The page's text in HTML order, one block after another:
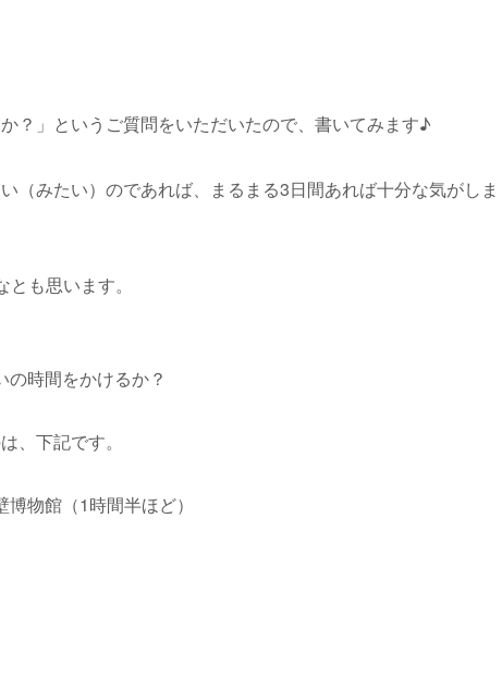
？」というご質問をいただいたので、書いてみます♪
（みたい）のであれば、 まるまる3日間あれば十分な気がしま
も思います。
時間をかけるか？
、下記です。
物館（1時間半ほど）